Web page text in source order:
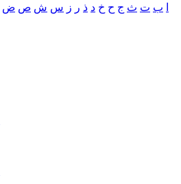
ب ت ث ج ح خ د ذ ر ز س ش ص ض